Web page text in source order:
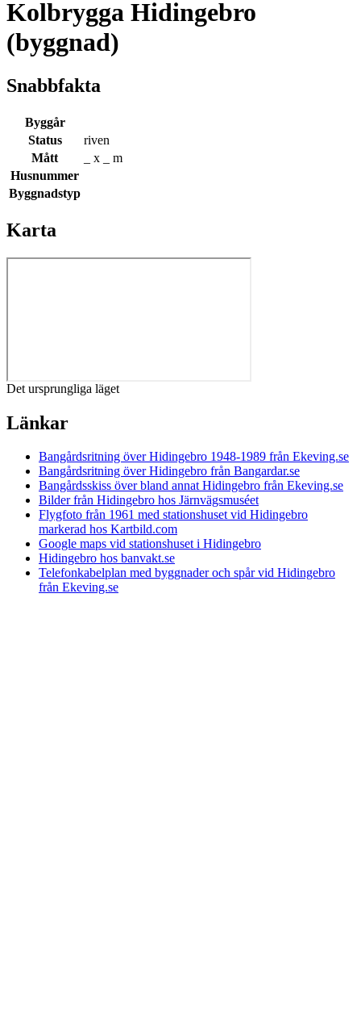
Kolbrygga Hidingebro
(byggnad)
Snabbfakta
Byggår
Status
riven
Mått
_ x _ m
Husnummer
Byggnadstyp
Karta
Det ursprungliga läget
Länkar
Bangårdsritning över Hidingebro 1948-1989 från Ekeving.se
Bangårdsritning över Hidingebro från Bangardar.se
Bangårdsskiss över bland annat Hidingebro från Ekeving.se
Bilder från Hidingebro hos Järnvägsmuséet
Flygfoto från 1961 med stationshuset vid Hidingebro
markerad hos Kartbild.com
Google maps vid stationshuset i Hidingebro
Hidingebro hos banvakt.se
Telefonkabelplan med byggnader och spår vid Hidingebro
från Ekeving.se